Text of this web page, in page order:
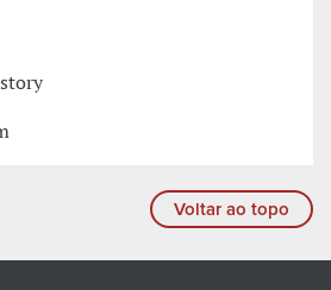
Voltar ao topo